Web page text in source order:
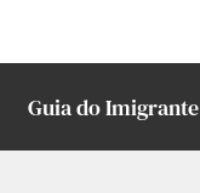
Guia do Imigrante